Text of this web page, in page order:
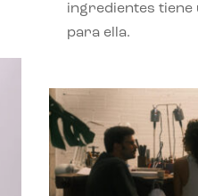
ingredientes tiene
para ella.